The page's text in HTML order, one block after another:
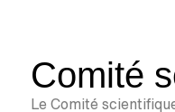
Comité
Le Comité